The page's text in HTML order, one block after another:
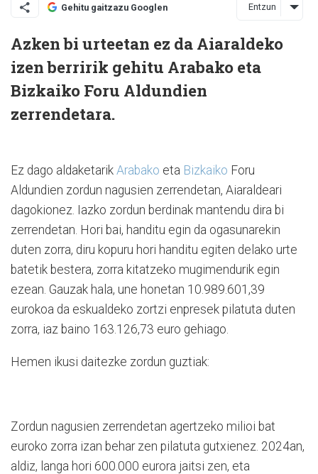
Gehitu gaitzazu Googlen Entzun
Azken bi urteetan ez da Aiaraldeko
izen berririk gehitu Arabako eta
Bizkaiko Foru Aldundien
zerrendetara.
Ez dago aldaketarik Arabako eta Bizkaiko Foru
Aldundien zordun nagusien zerrendetan, Aiaraldeari
dagokionez. Iazko zordun berdinak mantendu dira bi
zerrendetan. Hori bai, handitu egin da ogasunarekin
duten zorra, diru kopuru hori handitu egiten delako urte
batetik bestera, zorra kitatzeko mugimendurik egin
ezean. Gauzak hala, une honetan 10.989.601,39
eurokoa da eskualdeko zortzi enpresek pilatuta duten
zorra, iaz baino 163.126,73 euro gehiago.
Hemen ikusi daitezke zordun guztiak:
Zordun nagusien zerrendetan agertzeko milioi bat
euroko zorra izan behar zen pilatuta gutxienez. 2024an,
aldiz, langa hori 600.000 eurora jaitsi zen, eta